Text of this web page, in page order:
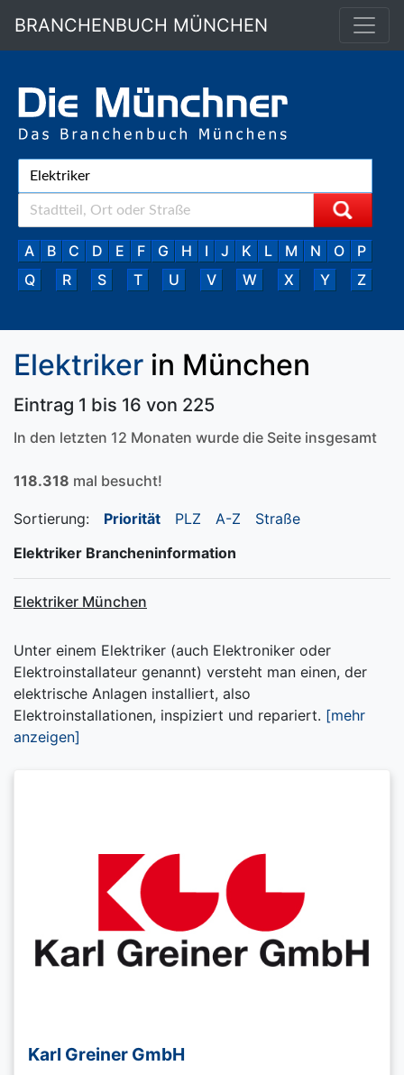
BRANCHENBUCH MÜNCHEN
A B C D E F G H I J K L M N O
P
Q
R S T U V W X Y Z
Elektriker in München
Eintrag 1 bis 16 von 225
In den letzten 12 Monaten wurde die Seite insgesamt
118.318 mal besucht!
Sortierung: Priorität PLZ A-Z
Straße
Elektriker Brancheninformation
Elektriker München
Unter einem Elektriker (auch Elektroniker oder
Elektroinstallateur genannt) versteht man einen, der
elektrische Anlagen installiert, also
Elektroinstallationen, inspiziert und repariert. [mehr
anzeigen]
Karl Greiner GmbH